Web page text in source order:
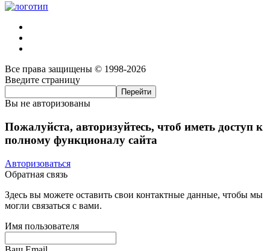
Все права защищены © 1998-2026
Введите страницу
Вы не авторизованы
Пожалуйста, авторизуйтесь, чтоб иметь доступ к
полному функционалу сайта
Авторизоваться
Обратная связь
Здесь вы можете оставить свои контактные данные, чтобы мы
могли связаться с вами.
Имя пользователя